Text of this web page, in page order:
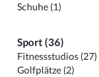
Schuhe (1)
Sport (36)
Fitnessstudios (27)
Golfplätze (2)